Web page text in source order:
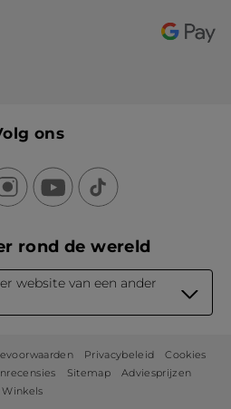
ons
rond de wereld
website van een ander
Privacybeleid
Cookies
Sitemap
Adviesprijzen
Winkels